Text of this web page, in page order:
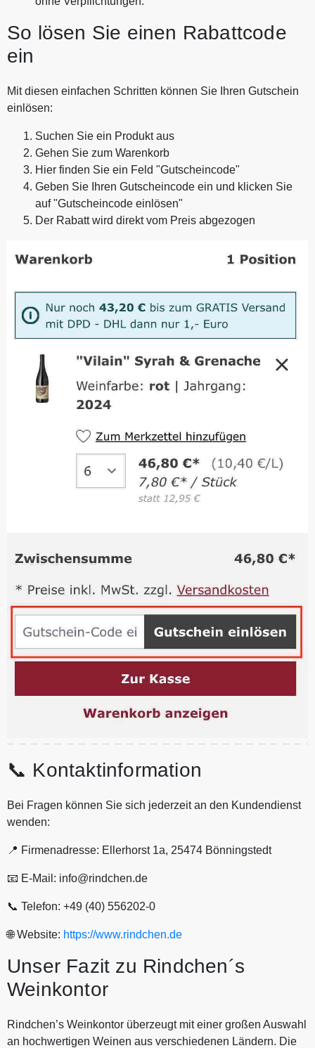
So lösen Sie einen Rabattcode
ein
Mit diesen einfachen Schritten können Sie Ihren Gutschein
einlösen:
Suchen Sie ein Produkt aus
Gehen Sie zum Warenkorb
Hier finden Sie ein Feld "Gutscheincode"
Geben Sie Ihren Gutscheincode ein und klicken Sie
auf "Gutscheincode einlösen"
Der Rabatt wird direkt vom Preis abgezogen
📞 Kontaktinformation
Bei Fragen können Sie sich jederzeit an den Kundendienst
wenden:
📍 Firmenadresse: Ellerhorst 1a, 25474 Bönningstedt
📧 E-Mail: info@rindchen.de
📞 Telefon: +49 (40) 556202-0
🌐 Website: https://www.rindchen.de
Unser Fazit zu Rindchen´s
Weinkontor
Rindchen’s Weinkontor überzeugt mit einer großen Auswahl
an hochwertigen Weinen aus verschiedenen Ländern. Die